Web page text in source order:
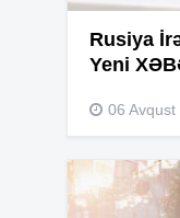
Rusiya
Yeni
06